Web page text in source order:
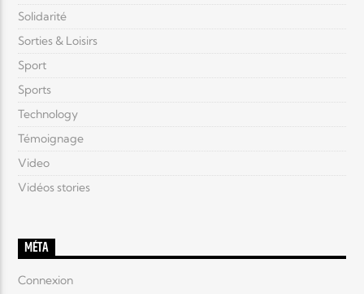
Solidarité
Sorties & Loisirs
Sport
Sports
Technology
Témoignage
Video
Vidéos stories
MÉTA
Connexion